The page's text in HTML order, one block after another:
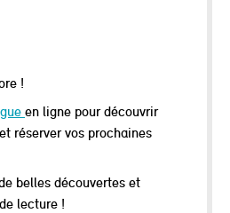
!
en ligne pour découvrir
réserver vos prochaines
belles découvertes et
lecture !